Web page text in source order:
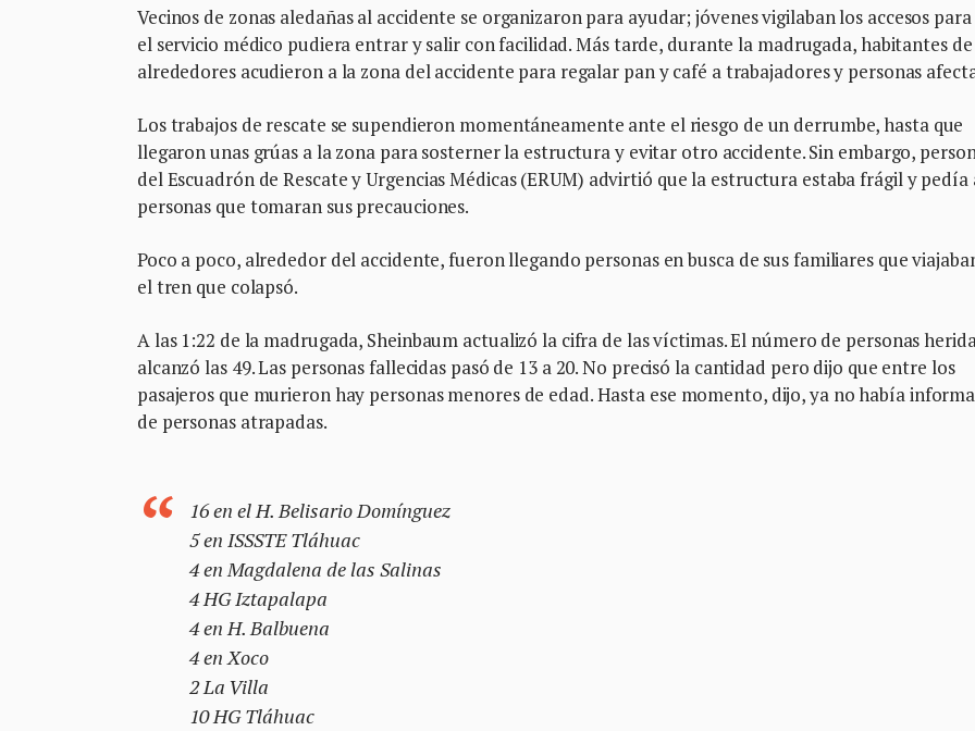
Vecinos de zonas aledañas al accidente se organizaron para ayudar; jóvenes vigilaban los accesos
el servicio médico pudiera entrar y salir con facilidad. Más tarde, durante la madrugada, habitantes
alrededores acudieron a la zona del accidente para regalar pan y café a trabajadores y personas
Los trabajos de rescate se supendieron momentáneamente ante el riesgo de un derrumbe, hasta que
llegaron unas grúas a la zona para sosterner la estructura y evitar otro accidente. Sin embargo,
del Escuadrón de Rescate y Urgencias Médicas (ERUM) advirtió que la estructura estaba frágil y pedía
personas que tomaran sus precauciones.
Poco a poco, alrededor del accidente, fueron llegando personas en busca de sus familiares que
el tren que colapsó.
A las 1:22 de la madrugada, Sheinbaum actualizó la cifra de las víctimas. El número de personas
alcanzó las 49. Las personas fallecidas pasó de 13 a 20. No precisó la cantidad pero dijo que entre los
pasajeros que murieron hay personas menores de edad. Hasta ese momento, dijo, ya no había
de personas atrapadas.
16 en el H. Belisario Domínguez
5 en ISSSTE Tláhuac
4 en Magdalena de las Salinas
4 HG Iztapalapa
4 en H. Balbuena
4 en Xoco
2 La Villa
10 HG Tláhuac